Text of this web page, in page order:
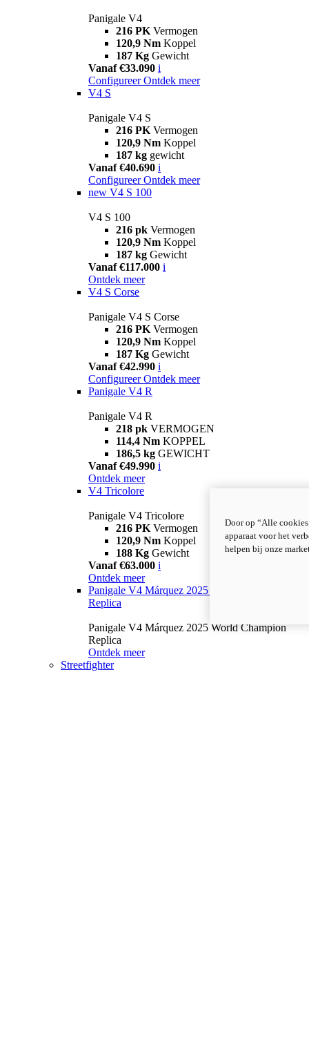
Panigale V4
216 PK Vermogen
120,9 Nm Koppel
187 Kg Gewicht
Vanaf €33.090 i
Configureer Ontdek meer
V4 S
Panigale V4 S
216 PK Vermogen
120,9 Nm Koppel
187 kg gewicht
Vanaf €40.690 i
Configureer Ontdek meer
new V4 S 100
V4 S 100
216 pk Vermogen
120,9 Nm Koppel
187 kg Gewicht
Vanaf €117.000 i
Ontdek meer
V4 S Corse
Panigale V4 S Corse
216 PK Vermogen
120,9 Nm Koppel
187 Kg Gewicht
Vanaf €42.990 i
Configureer Ontdek meer
Panigale V4 R
Panigale V4 R
218 pk VERMOGEN
114,4 Nm KOPPEL
186,5 kg GEWICHT
Vanaf €49.990 i
Ontdek meer
V4 Tricolore
Panigale V4 Tricolore
216 PK Vermogen
120,9 Nm Koppel
188 Kg Gewicht
Vanaf €63.000 i
Ontdek meer
Panigale V4 Márquez 2025 World Champion
Replica
Panigale V4 Márquez 2025 World Champion
Replica
Ontdek meer
Streetfighter
Door op “Alle
apparaat voor het
helpen bij onze